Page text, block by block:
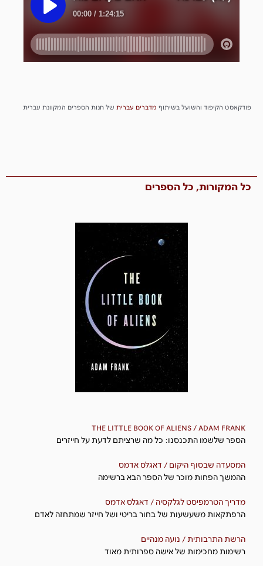
פודקאסט הקיפוד והשועל בשיתוף מדברים עברית של חנות הספרים המקוונת עברית
כל המקורות, כל הספרים​
THE LITTLE BOOK OF ALIENS / ADAM FRANK
הספר שלשמו התכנסנו: כל מה שרציתם לדעת על חייזרים
המסעדה שבסוף היקום / דאגלס אדמס
ההמשך הפחות מוכר של הספר הבא ברשימה
מדריך הטרמפיסט לגלקסיה / דאגלס אדמס
הרפתקאות משעשעות של בחור בריטי ושל חייזר שמתחזה לאדם
הרשת התרבותית / נועה מנהיים
רשימות מחכימות של אישה ספרותית מאוד